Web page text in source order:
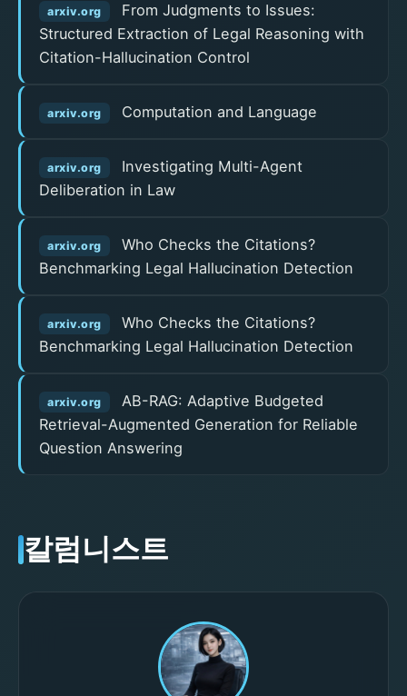
arxiv.org
From Judgments to Issues:
Structured Extraction of Legal Reasoning with
Citation-Hallucination Control
arxiv.org Computation and Language
arxiv.org
Investigating Multi-Agent
Deliberation in Law
arxiv.org
Who Checks the Citations?
Benchmarking Legal Hallucination Detection
arxiv.org
Who Checks the Citations?
Benchmarking Legal Hallucination Detection
arxiv.org
AB-RAG: Adaptive Budgeted
Retrieval-Augmented Generation for Reliable
Question Answering
칼럼니스트